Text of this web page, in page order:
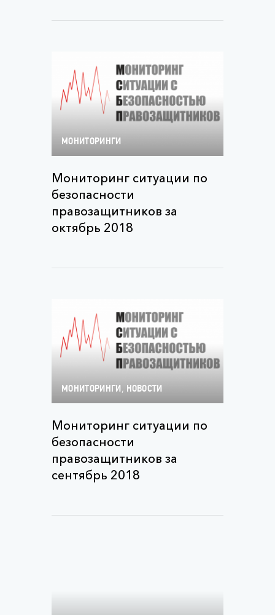
МОНИТОРИНГИ
Мониторинг ситуации по
безопасности
правозащитников за
октябрь 2018
МОНИТОРИНГИ , НОВОСТИ
Мониторинг ситуации по
безопасности
правозащитников за
сентябрь 2018